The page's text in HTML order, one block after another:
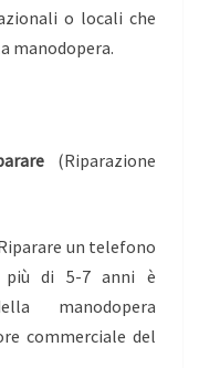
o locali che
manodopera.
(Riparazione
un telefono
più di 5-7 anni è
manodopera
commerciale del